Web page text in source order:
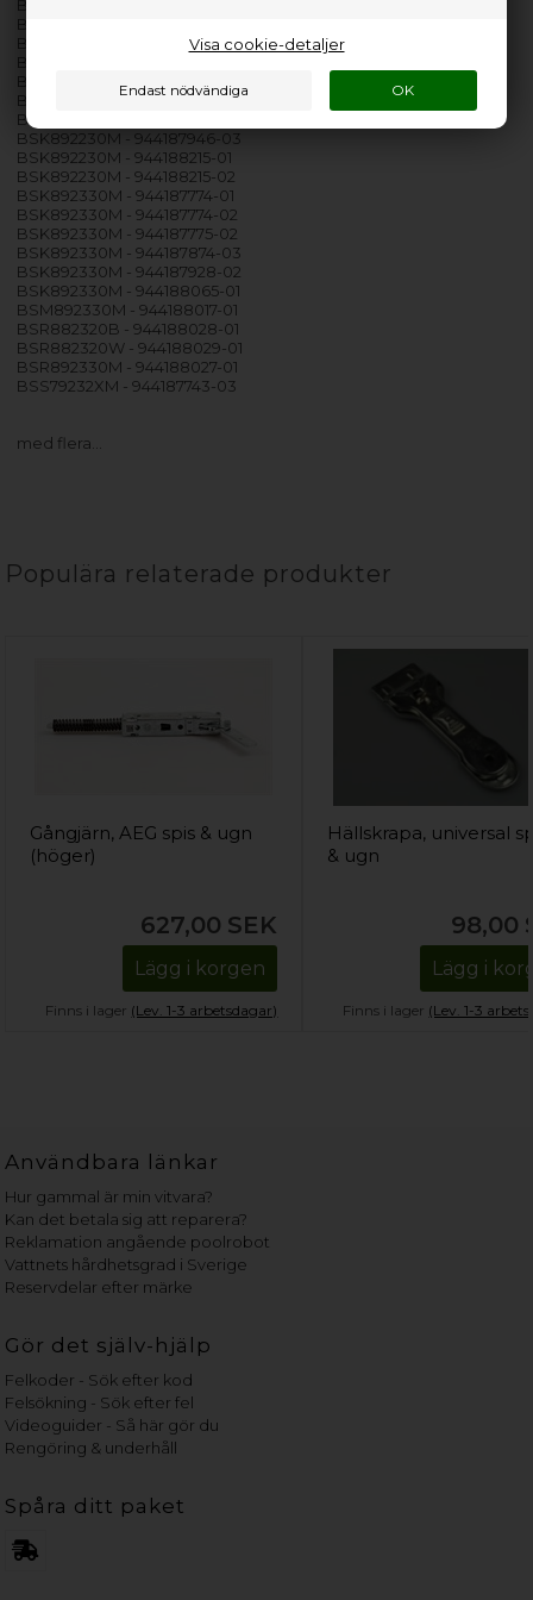
Visa cookie-detaljer
BSK882320M - 944187776-03
BSK882320M - 944187777-03
BSK882320M - 944187873-03
BSK892230B - 944188218-01
BSK892230M - 944187749-03
BSK892230M - 944187840-03
BSK892230M - 944187844-03
BSK892230M - 944187946-03
BSK892230M - 944188215-01
BSK892230M - 944188215-02
BSK892330M - 944187774-01
BSK892330M - 944187774-02
BSK892330M - 944187775-02
BSK892330M - 944187874-03
BSK892330M - 944187928-02
BSK892330M - 944188065-01
BSM892330M - 944188017-01
BSR882320B - 944188028-01
BSR882320W - 944188029-01
BSR892330M - 944188027-01
BSS79232XM - 944187743-03
med flera…
Populära relaterade produkter
Gångjärn, AEG spis & ugn
(höger)
627,00 SEK
Lägg i korgen
Finns i lager (Lev. 1-3 arbetsdagar)
Hällskrapa, universal
& ugn
98,00
Lägg i
Finns i lager (Lev. 1-3
Användbara länkar
Hur gammal är min vitvara?
Kan det betala sig att reparera?
Reklamation angående poolrobot
Vattnets hårdhetsgrad i Sverige
Reservdelar efter märke
Gör det själv-hjälp
Felkoder - Sök efter kod
Felsökning - Sök efter fel
Videoguider - Så här gör du
Rengöring & underhåll
Spåra ditt paket